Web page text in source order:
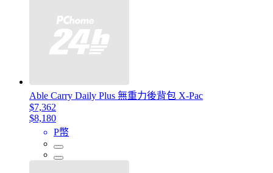
Able Carry Daily Plus 無重力後背包 X-Pac
$7,362
$8,180
P幣